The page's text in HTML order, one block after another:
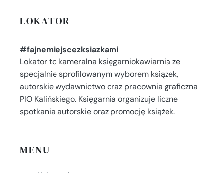
LOKATOR
#fajnemiejscezksiazkami
Lokator to kameralna księgarniokawiarnia ze
specjalnie sprofilowanym wyborem książek,
autorskie wydawnictwo oraz pracownia graficzna
PIO Kalińskiego. Księgarnia organizuje liczne
spotkania autorskie oraz promocję książek.
MENU